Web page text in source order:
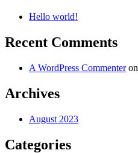
Hello world!
Recent Comments
A WordPress Commenteron
Archives
August 2023
Categories